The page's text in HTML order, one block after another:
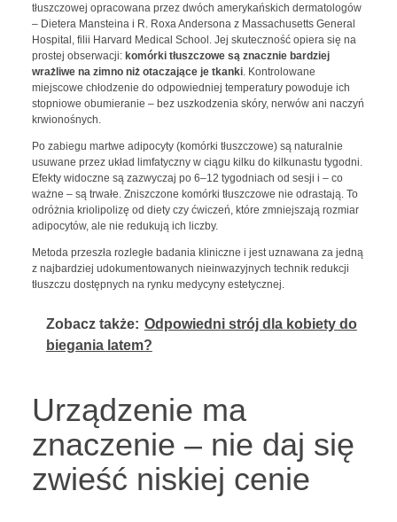
tłuszczowej opracowana przez dwóch amerykańskich dermatologów
– Dietera Mansteina i R. Roxa Andersona z Massachusetts General
Hospital, filii Harvard Medical School. Jej skuteczność opiera się na
prostej obserwacji: komórki tłuszczowe są znacznie bardziej
wrażliwe na zimno niż otaczające je tkanki. Kontrolowane
miejscowe chłodzenie do odpowiedniej temperatury powoduje ich
stopniowe obumieranie – bez uszkodzenia skóry, nerwów ani naczyń
krwionośnych.
Po zabiegu martwe adipocyty (komórki tłuszczowe) są naturalnie
usuwane przez układ limfatyczny w ciągu kilku do kilkunastu tygodni.
Efekty widoczne są zazwyczaj po 6–12 tygodniach od sesji i – co
ważne – są trwałe. Zniszczone komórki tłuszczowe nie odrastają. To
odróżnia kriolipolizę od diety czy ćwiczeń, które zmniejszają rozmiar
adipocytów, ale nie redukują ich liczby.
Metoda przeszła rozległe badania kliniczne i jest uznawana za jedną
z najbardziej udokumentowanych nieinwazyjnych technik redukcji
tłuszczu dostępnych na rynku medycyny estetycznej.
Zobacz także: Odpowiedni strój dla kobiety do
biegania latem?
Urządzenie ma
znaczenie – nie daj się
zwieść niskiej cenie